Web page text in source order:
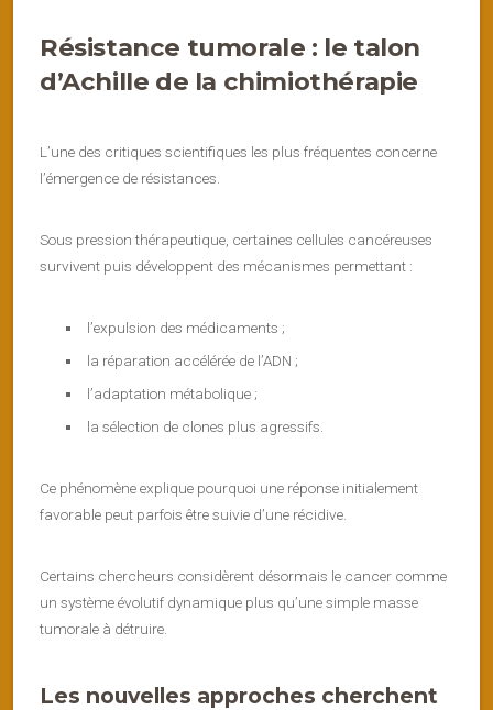
Résistance tumorale : le talon
d’Achille de la chimiothérapie
L’une des critiques scientifiques les plus fréquentes concerne
l’émergence de résistances.
Sous pression thérapeutique, certaines cellules cancéreuses
survivent puis développent des mécanismes permettant :
l’expulsion des médicaments ;
la réparation accélérée de l’ADN ;
l’adaptation métabolique ;
la sélection de clones plus agressifs.
Ce phénomène explique pourquoi une réponse initialement
favorable peut parfois être suivie d’une récidive.
Certains chercheurs considèrent désormais le cancer comme
un système évolutif dynamique plus qu’une simple masse
tumorale à détruire.
Les nouvelles approches cherchent